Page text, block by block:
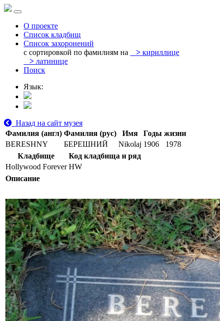
О проекте
Список кладбищ
Список захоронений
с сортировкой по фамилиям на
> кириллице
> латинице
Поиск
Язык:
Назад на сайт музея
Фамилия (англ) Фамилия (рус) Имя
Годы жизни
BERESHNY
БЕРЕШНИЙ Nikolaj 1906
1978
Кладбище
Код кладбища и ряд
Hollywood Forever HW
Описание